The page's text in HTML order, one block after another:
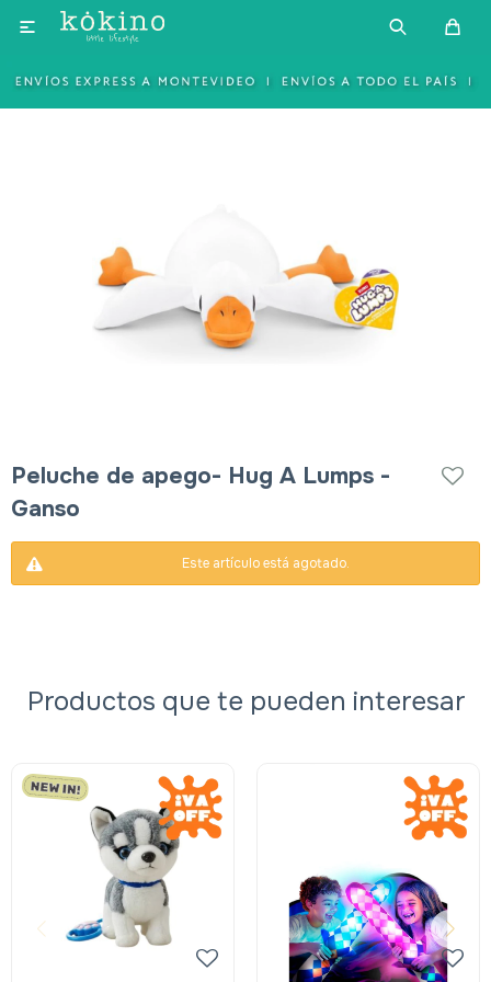

Peluche de apego- Hug A Lumps -
Ganso
Este artículo está agotado.
Productos que te pueden interesar